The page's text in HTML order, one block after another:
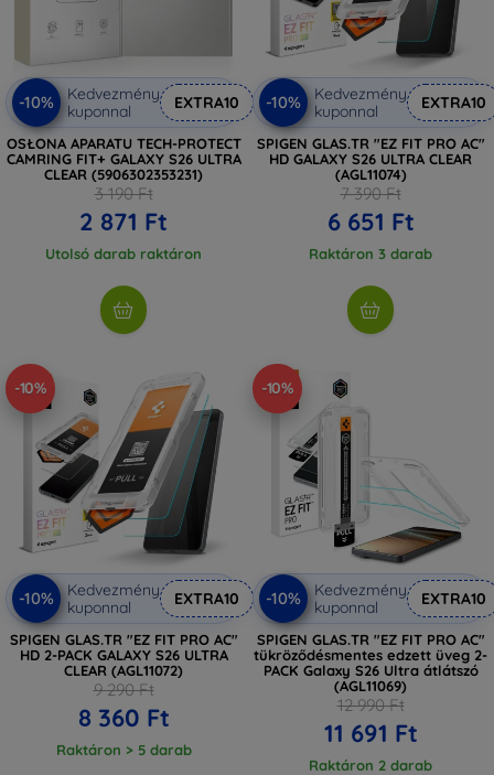
-10%
Kedvezmény
kuponnal
EXTRA10
OSŁONA APARATU TECH-PROTECT
CAMRING FIT+ GALAXY S26 ULTRA
CLEAR (5906302353231)
3 190 Ft
2 871 Ft
Utolsó darab raktáron
-10%
Kedvezmény
kuponnal
EXTRA10
SPIGEN GLAS.TR "EZ FIT PRO AC"
HD GALAXY S26 ULTRA CLEAR
(AGL11074)
7 390 Ft
6 651 Ft
Raktáron 3 darab
-10%
-10%
Kedvezmény
kuponnal
EXTRA10
SPIGEN GLAS.TR "EZ FIT PRO AC"
HD 2-PACK GALAXY S26 ULTRA
CLEAR (AGL11072)
9 290 Ft
8 360 Ft
Raktáron > 5 darab
-10%
-10%
Kedvezmény
kuponnal
EXTRA10
SPIGEN GLAS.TR "EZ FIT PRO AC"
tükröződésmentes edzett üveg 2-
PACK Galaxy S26 Ultra átlátszó
(AGL11069)
12 990 Ft
11 691 Ft
Raktáron 2 darab